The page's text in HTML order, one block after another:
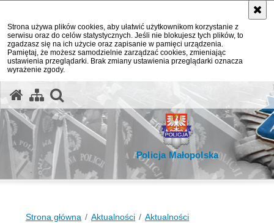
Strona używa plików cookies, aby ułatwić użytkownikom korzystanie z
serwisu oraz do celów statystycznych. Jeśli nie blokujesz tych plików, to
zgadzasz się na ich użycie oraz zapisanie w pamięci urządzenia.
Pamiętaj, że możesz samodzielnie zarządzać cookies, zmieniając
ustawienia przeglądarki. Brak zmiany ustawienia przeglądarki oznacza
wyrażenie zgody.
Policja Małopolska
Strona główna Aktualności Aktualności